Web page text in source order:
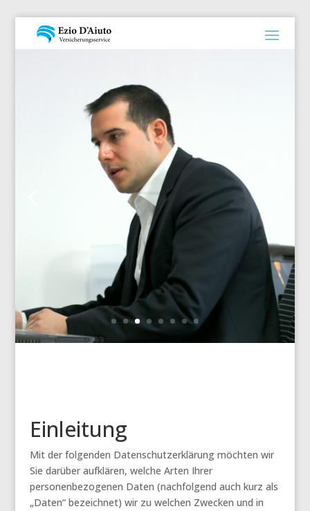
Versicherungsmakler
Einleitung
Mit der folgenden Datenschutzerklärung möchten wir
Sie darüber aufklären, welche Arten Ihrer
personenbezogenen Daten (nachfolgend auch kurz als
„Daten“ bezeichnet) wir zu welchen Zwecken und in